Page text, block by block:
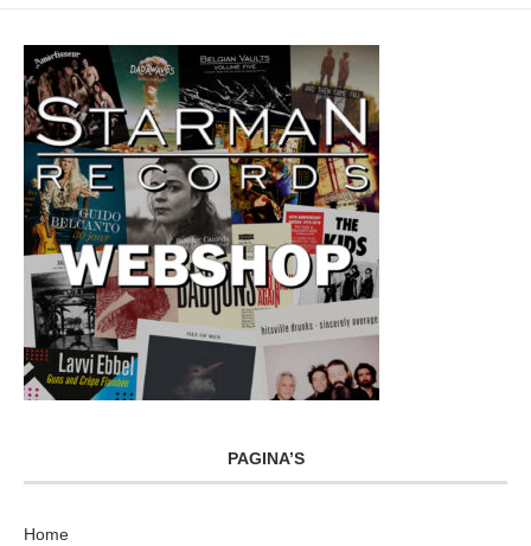
PAGINA’S
Home